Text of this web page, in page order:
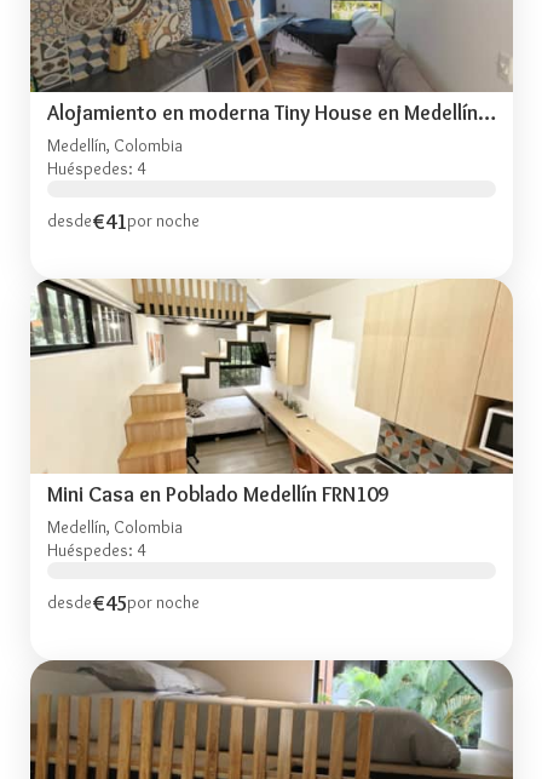
Alojamiento en moderna Tiny House en Medellín A106
Medellín, Colombia
Huéspedes: 4
desde€41por noche
Mini Casa en Poblado Medellín FRN109
Medellín, Colombia
Huéspedes: 4
desde€45por noche